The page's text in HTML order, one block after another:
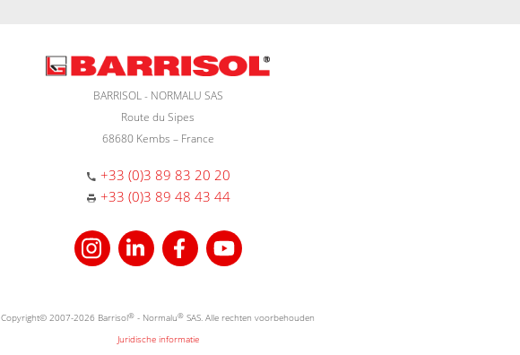
BARRISOL - NORMALU SAS
Route du Sipes
68680 Kembs – France
+33 (0)3 89 83 20 20
+33 (0)3 89 48 43 44
Copyright© 2007-2026 Barrisol® - Normalu® SAS. Alle rechten voorbehouden
Juridische informatie